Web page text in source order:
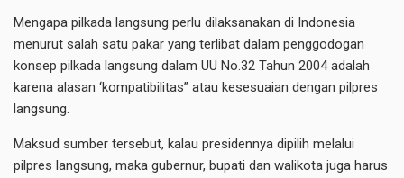
Mengapa pilkada langsung perlu dilaksanakan di Indonesia
menurut salah satu pakar yang terlibat dalam penggodogan
konsep pilkada langsung dalam UU No.32 Tahun 2004 adalah
karena alasan ‘kompatibilitas” atau kesesuaian dengan pilpres
langsung.
Maksud sumber tersebut, kalau presidennya dipilih melalui
pilpres langsung, maka gubernur, bupati dan walikota juga harus